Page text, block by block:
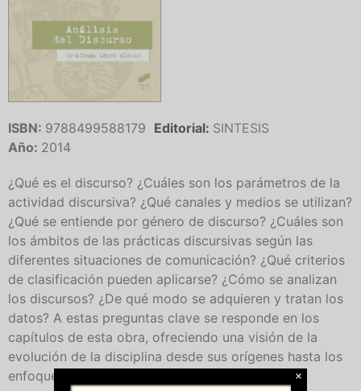
ISBN: 9788499588179 Editorial: SINTESIS
Año: 2014
¿Qué es el discurso? ¿Cuáles son los parámetros de la
actividad discursiva? ¿Qué canales y medios se utilizan?
¿Qué se entiende por género de discurso? ¿Cuáles son
los ámbitos de las prácticas discursivas según las
diferentes situaciones de comunicación? ¿Qué criterios
de clasificación pueden aplicarse? ¿Cómo se analizan
los discursos? ¿De qué modo se adquieren y tratan los
datos? A estas preguntas clave se responde en los
capítulos de esta obra, ofreciendo una visión de la
evolución de la disciplina desde sus orígenes hasta los
enfoques interdisciplinares más recientes.
×